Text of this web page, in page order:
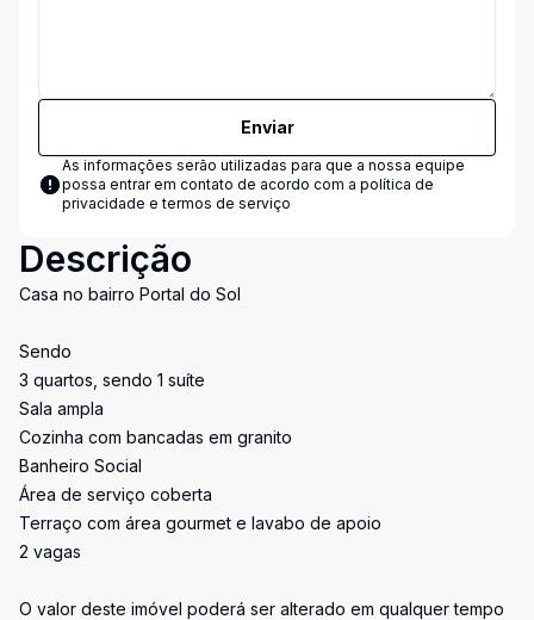
Enviar
As informações serão utilizadas para que a nossa equipe
possa entrar em contato de acordo com a política de
privacidade e termos de serviço
Descrição
Casa no bairro Portal do Sol
Sendo
3 quartos, sendo 1 suíte
Sala ampla
Cozinha com bancadas em granito
Banheiro Social
Área de serviço coberta
Terraço com área gourmet e lavabo de apoio
2 vagas
O valor deste imóvel poderá ser alterado em qualquer tempo